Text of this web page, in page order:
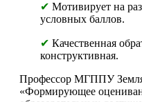
✔ Мотивирует на
условных баллов.
✔ Качественная
конструктивная.
Профессор МГППУ
«Формирующее